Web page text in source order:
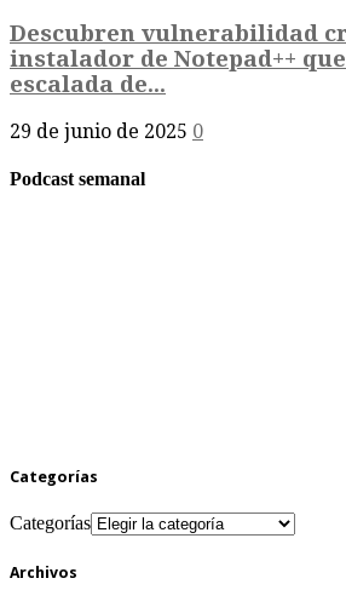
Descubren vulnerabilidad
instalador de Notepad++
escalada de...
29 de junio de 2025 0
Podcast semanal
Categorías
Categorías
Archivos